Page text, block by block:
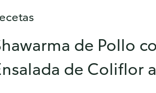
de Pollo
de Coliflor